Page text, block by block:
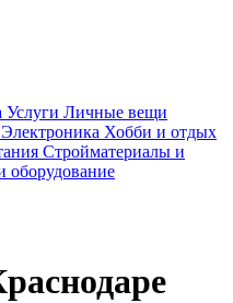
Услуги Личные вещи
Электроника Хобби и отдых
Стройматериалы и
оборудование